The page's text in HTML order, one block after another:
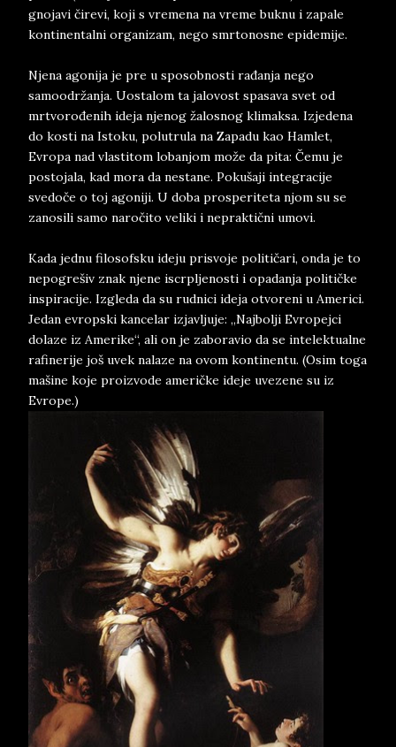
gnojavi čirevi, koji s vremena na vreme buknu i zapale
kontinentalni organizam, nego smrtonosne epidemije.
Njena agonija je pre u sposobnosti rađanja nego
samoodržanja. Uostalom ta jalovost spasava svet od
mrtvorođenih ideja njenog žalosnog klimaksa. Izjedena
do kosti na Istoku, polutrula na Zapadu kao Hamlet,
Evropa nad vlastitom lobanjom može da pita: Čemu je
postojala, kad mora da nestane. Pokušaji integracije
svedoče o toj agoniji. U doba prosperiteta njom su se
zanosili samo naročito veliki i nepraktični umovi.
Kada jednu filosofsku ideju prisvoje političari, onda je to
nepogrešiv znak njene iscrpljenosti i opadanja političke
inspiracije. Izgleda da su rudnici ideja otvoreni u Americi.
Jedan evropski kancelar izjavljuje: „Najbolji Evropejci
dolaze iz Amerike“, ali on je zaboravio da se intelektualne
rafinerije još uvek nalaze na ovom kontinentu. (Osim toga
mašine koje proizvode američke ideje uvezene su iz
Evrope.)